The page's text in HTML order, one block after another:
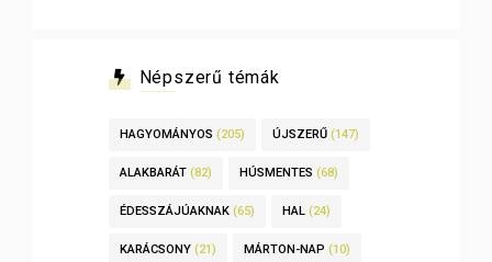
Népszerű témák
HAGYOMÁNYOS (205) ÚJSZERŰ (147)
ALAKBARÁT (82) HÚSMENTES (68)
ÉDESSZÁJÚAKNAK (65) HAL (24)
KARÁCSONY (21) MÁRTON-NAP (10)